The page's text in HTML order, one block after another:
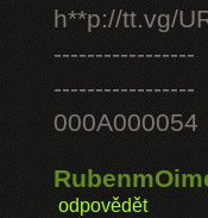
h**p://tt.vg/
-----------------
-----------------
000A000054
odpovědět